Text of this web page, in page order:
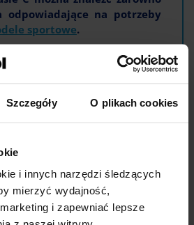
Szczegóły O plikach cookies
i innych narzędzi śledzących
mierzyć wydajność,
i zapewniać lepsze
odpowiadające na potrzeby
sportowe.
pojazdów należą choćby: